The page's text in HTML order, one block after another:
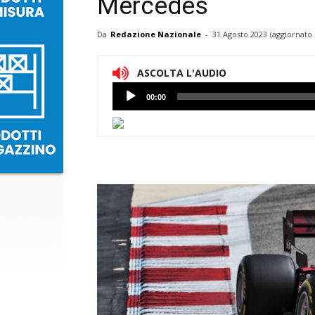
Mercedes
Da Redazione Nazionale - 31 Agosto 2023 (aggiornato
ASCOLTA L'AUDIO
Lettore
Audio
00:00